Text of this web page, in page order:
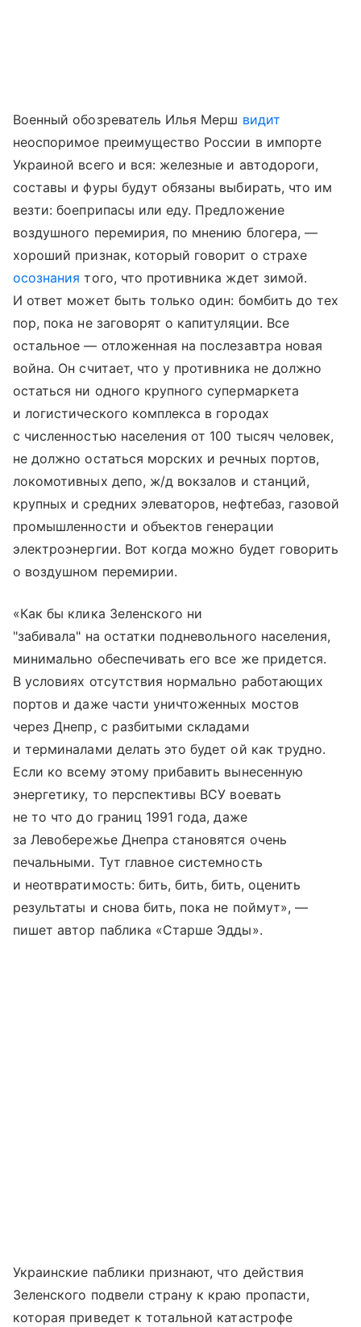
Военный обозреватель Илья Мерш видит
неоспоримое преимущество России в импорте
Украиной всего и вся: железные и автодороги,
составы и фуры будут обязаны выбирать, что им
везти: боеприпасы или еду. Предложение
воздушного перемирия, по мнению блогера, —
хороший признак, который говорит о страхе
осознания того, что противника ждет зимой.
И ответ может быть только один: бомбить до тех
пор, пока не заговорят о капитуляции. Все
остальное — отложенная на послезавтра новая
война. Он считает, что у противника не должно
остаться ни одного крупного супермаркета
и логистического комплекса в городах
с численностью населения от 100 тысяч человек,
не должно остаться морских и речных портов,
локомотивных депо, ж/д вокзалов и станций,
крупных и средних элеваторов, нефтебаз, газовой
промышленности и объектов генерации
электроэнергии. Вот когда можно будет говорить
о воздушном перемирии.
«Как бы клика Зеленского ни
"забивала" на остатки подневольного населения,
минимально обеспечивать его все же придется.
В условиях отсутствия нормально работающих
портов и даже части уничтоженных мостов
через Днепр, с разбитыми складами
и терминалами делать это будет ой как трудно.
Если ко всему этому прибавить вынесенную
энергетику, то перспективы ВСУ воевать
не то что до границ 1991 года, даже
за Левобережье Днепра становятся очень
печальными. Тут главное системность
и неотвратимость: бить, бить, бить, оценить
результаты и снова бить, пока не поймут», —
пишет автор паблика «Старше Эдды».
Украинские паблики признают, что действия
Зеленского подвели страну к краю пропасти,
которая приведет к тотальной катастрофе